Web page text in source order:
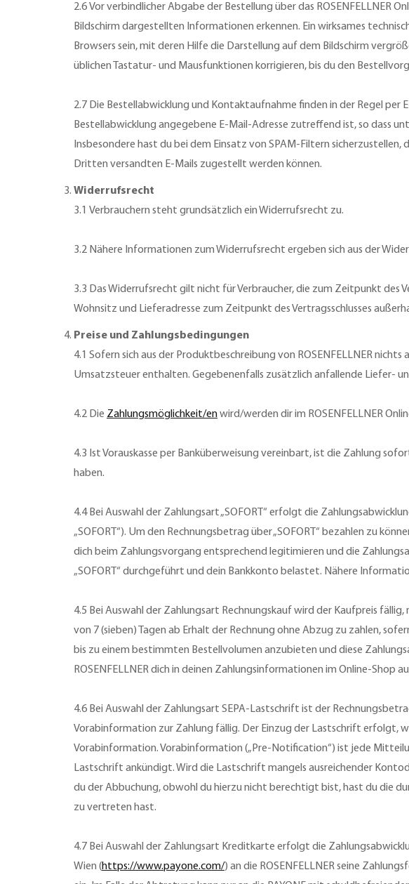
2.6 Vor verbindlicher Abgabe der Bestellung über das ROSENFELLNER
Bildschirm dargestellten Informationen erkennen. Ein wirksames
Browsers sein, mit deren Hilfe die Darstellung auf dem Bildschirm
üblichen Tastatur- und Mausfunktionen korrigieren, bis du den
2.7 Die Bestellabwicklung und Kontaktaufnahme finden in der Regel
Bestellabwicklung angegebene E-Mail-Adresse zutreffend ist, so dass
Insbesondere hast du bei dem Einsatz von SPAM-Filtern
Dritten versandten E-Mails zugestellt werden können.
Widerrufsrecht
3.1 Verbrauchern steht grundsätzlich ein Widerrufsrecht zu.
3.2 Nähere Informationen zum Widerrufsrecht ergeben sich aus der
3.3 Das Widerrufsrecht gilt nicht für Verbraucher, die zum Zeitpunkt des
Wohnsitz und Lieferadresse zum Zeitpunkt des Vertragsschlusses
Preise und Zahlungsbedingungen
4.1 Sofern sich aus der Produktbeschreibung von ROSENFELLNER
Umsatzsteuer enthalten. Gegebenenfalls zusätzlich anfallende Liefer-
4.2 Die Zahlungsmöglichkeit/enwird/werden dir im ROSENFELLNER
4.3 Ist Vorauskasse per Banküberweisung vereinbart, ist die Zahlung
haben.
4.4 Bei Auswahl der Zahlungsart „SOFORT“ erfolgt die
„SOFORT“). Um den Rechnungsbetrag über „SOFORT“ bezahlen zu
dich beim Zahlungsvorgang entsprechend legitimieren und die
„SOFORT“ durchgeführt und dein Bankkonto belastet. Nähere
4.5 Bei Auswahl der Zahlungsart Rechnungskauf wird der Kaufpreis
von 7 (sieben) Tagen ab Erhalt der Rechnung ohne Abzug zu zahlen,
bis zu einem bestimmten Bestellvolumen anzubieten und diese
ROSENFELLNER dich in deinen Zahlungsinformationen im Online-Shop
4.6 Bei Auswahl der Zahlungsart SEPA-Lastschrift ist der
Vorabinformation zur Zahlung fällig. Der Einzug der Lastschrift erfolgt,
Vorabinformation. Vorabinformation („Pre-Notification“) ist jede
Lastschrift ankündigt. Wird die Lastschrift mangels ausreichender
du der Abbuchung, obwohl du hierzu nicht berechtigt bist, hast du die
zu vertreten hast.
4.7 Bei Auswahl der Zahlungsart Kreditkarte erfolgt die
Wien (https://www.payone.com/) an die ROSENFELLNER seine